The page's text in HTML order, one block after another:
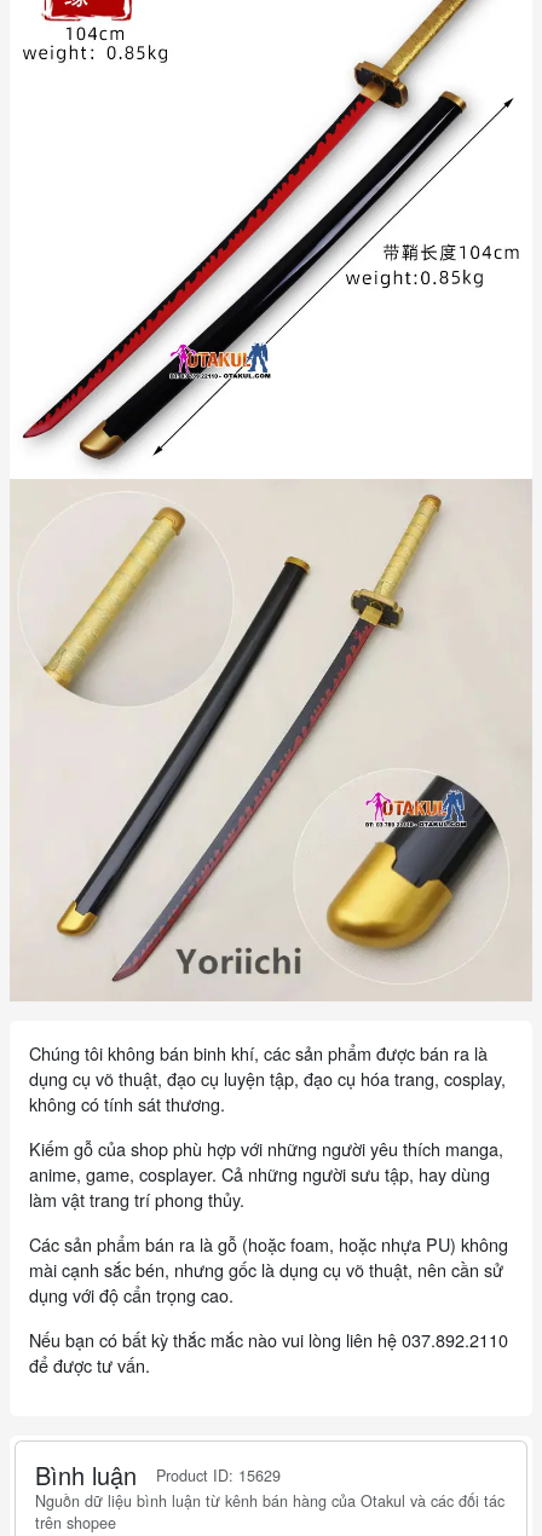
Cách bảo quản:
Tránh để kiếm tiếp xúc trực tiếp với ánh nắng mặt trời trong
thời gian dài để gỗ không bị nứt hoặc phai màu.
Không để kiếm ở nơi ẩm ướt (như nhà tắm) vì gỗ dễ bị
Nên lau bụi thường xuyên bằng khăn mềm và khô.
Đây là sản phẩm làm từ gỗ, không phải kiếm thật.Vui
lòng không dùng để chém, đập vào các vật cứng hoặc
người khác vì có thể gây gãy kiếm hoặc thương tích.
Không phù hợp cho trẻ em dưới 14 tuổi nếu không có sự
giám sát của người lớn.
Sản phẩm có kích thước dài, cần cẩn thận khi mang vác ở
nơi đông người.
Đơn vị tính: cây
Chúng tôi không bán binh khí, các sản phẩm được bán ra là
dụng cụ võ thuật, đạo cụ luyện tập, đạo cụ hóa trang, cosplay,
không có tính sát thương.
Kiếm gỗ của shop phù hợp với những người yêu thích manga,
anime, game, cosplayer. Cả những người sưu tập, hay dùng
làm vật trang trí phong thủy.
Các sản phẩm bán ra là gỗ (hoặc foam, hoặc nhựa PU) không
mài cạnh sắc bén, nhưng gốc là dụng cụ võ thuật, nên cần sử
dụng với độ cẩn trọng cao.
Nếu bạn có bất kỳ thắc mắc nào vui lòng liên hệ 037.892.2110
để được tư vấn.
Bình luận
Product ID: 15629
Nguồn dữ liệu bình luận từ kênh bán hàng của Otakul và các đối tác
trên shopee